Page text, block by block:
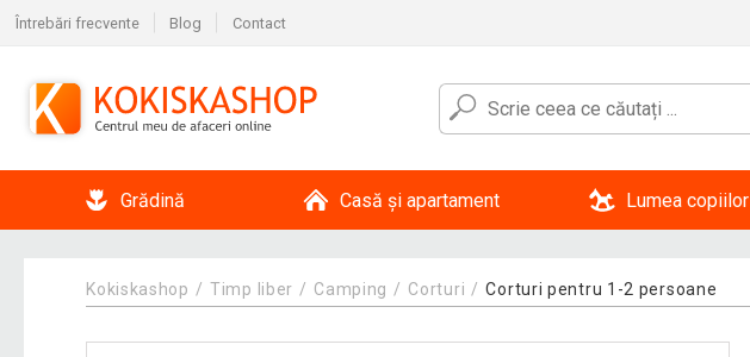
Întrebări frecvente Blog Contact
Grădină Casă și apartament Lumea copiilor
Kokiskashop Timp liber Camping Corturi Corturi pentru 1-2 persoane